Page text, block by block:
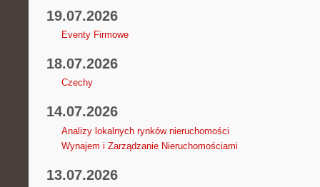
19.07.2026
Eventy Firmowe
18.07.2026
Czechy
14.07.2026
Analizy lokalnych rynków nieruchomości
Wynajem i Zarządzanie Nieruchomościami
13.07.2026